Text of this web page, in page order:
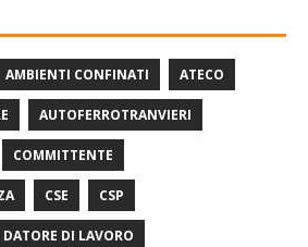
AMBIENTI CONFINATI ATECO
AUTOFERROTRANVIERI
COMMITTENTE
CSE CSP
DATORE DI LAVORO